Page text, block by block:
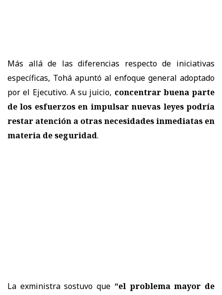
Más allá de las diferencias respecto de iniciativas
específicas, Tohá apuntó al enfoque general adoptado
por el Ejecutivo. A su juicio, concentrar buena parte
de los esfuerzos en impulsar nuevas leyes podría
restar atención a otras necesidades inmediatas en
materia de seguridad.
La exministra sostuvo que “el problema mayor de